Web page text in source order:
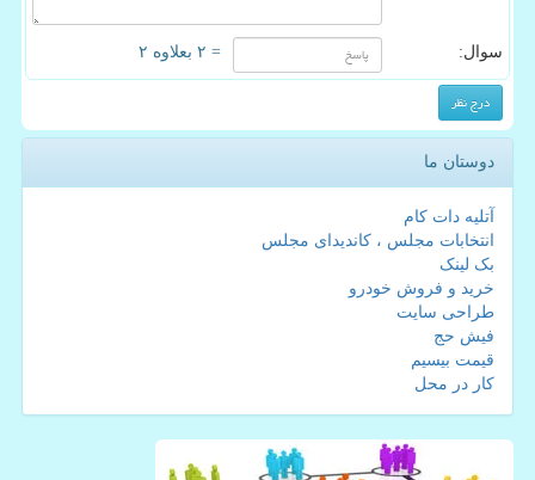
سوال: = ۲ بعلاوه ۲
دوستان ما
آتلیه دات کام
انتخابات مجلس ، کاندیدای مجلس
بک لینک
خرید و فروش خودرو
طراحی سایت
فیش حج
قیمت بیسیم
کار در محل